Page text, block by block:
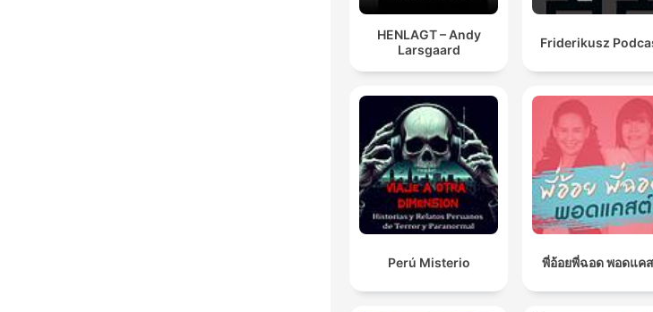
HENLAGT – Andy
Larsgaard
Friderikusz
Perú Misterio พี่อ้อยพี่ฉอด พอดแค